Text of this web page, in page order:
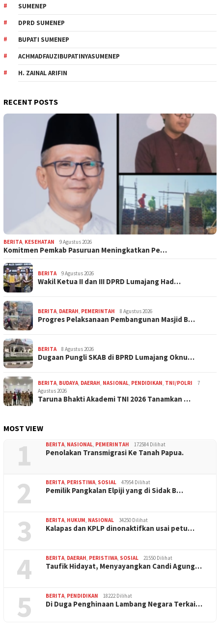
SUMENEP
DPRD SUMENEP
BUPATI SUMENEP
ACHMADFAUZIBUPATINYASUMENEP
H. ZAINAL ARIFIN
RECENT POSTS
BERITA KESEHATAN 9 Agustus 2026
Komitmen Pemkab Pasuruan Meningkatkan Pe…
BERITA 9 Agustus 2026
Wakil Ketua II dan III DPRD Lumajang Had…
BERITA DAERAH PEMERINTAH 8 Agustus 2026
Progres Pelaksanaan Pembangunan Masjid B…
BERITA 8 Agustus 2026
Dugaan Pungli SKAB di BPRD Lumajang Oknu…
BERITA BUDAYA DAERAH NASIONAL PENDIDIKAN TNI/POLRI
7
Agustus 2026
Taruna Bhakti Akademi TNI 2026 Tanamkan …
MOST VIEW
1 BERITA NASIONAL PEMERINTAH 172584 Dilihat
Penolakan Transmigrasi Ke Tanah Papua.
2 BERITA PERISTIWA SOSIAL 47954 Dilihat
Pemilik Pangkalan Elpiji yang di Sidak B…
3 BERITA HUKUM NASIONAL 34250 Dilihat
Kalapas dan KPLP dinonaktifkan usai petu…
4 BERITA DAERAH PERISTIWA SOSIAL 21550 Dilihat
Taufik Hidayat, Menyayangkan Candi Agung…
5 BERITA PENDIDIKAN 18222 Dilihat
Di Duga Penghinaan Lambang Negara Terkai…